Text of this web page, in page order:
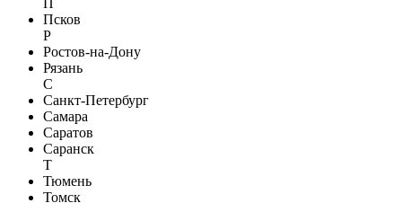
П
Псков
Р
Ростов-на-Дону
Рязань
С
Санкт-Петербург
Самара
Саратов
Саранск
Т
Тюмень
Томск